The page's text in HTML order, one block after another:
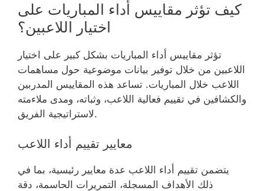
كيف تؤثر مقاييس أداء المباريات على
اختيار اللاعبين؟
تؤثر مقاييس أداء المباريات بشكل كبير على اختيار
اللاعبين من خلال توفير بيانات موضوعية حول مساهمات
اللاعب خلال المباريات. تساعد هذه المقاييس المدربين
والكشافين في تقييم فعالية اللاعب، وثباته، ومدى ملاءمته
لاستراتيجية الفريق.
معايير تقييم أداء اللاعب
يتضمن تقييم أداء اللاعب عدة معايير رئيسية، بما في
ذلك الأهداف المسجلة، التمريرات الحاسمة، دقة